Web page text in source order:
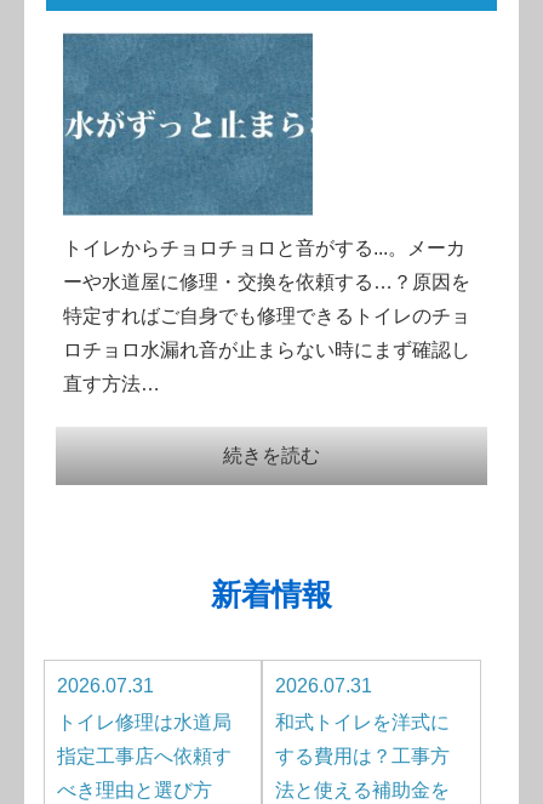
トイレからチョロチョロと音がする...。メーカ
ーや水道屋に修理・交換を依頼する…？原因を
特定すればご自身でも修理できるトイレのチョ
ロチョロ水漏れ音が止まらない時にまず確認し
直す方法…
続きを読む
新着情報
2026.07.31
トイレ修理は水道局
指定工事店へ依頼す
べき理由と選び方
2026.07.31
和式トイレを洋式に
する費用は？工事方
法と使える補助金を